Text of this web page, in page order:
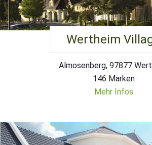
Wertheim
Almosenberg, 97877
146 Marken
Mehr Infos